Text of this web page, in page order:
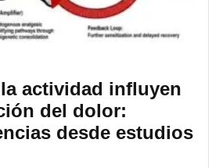
actividad influyen
del dolor:
desde estudios